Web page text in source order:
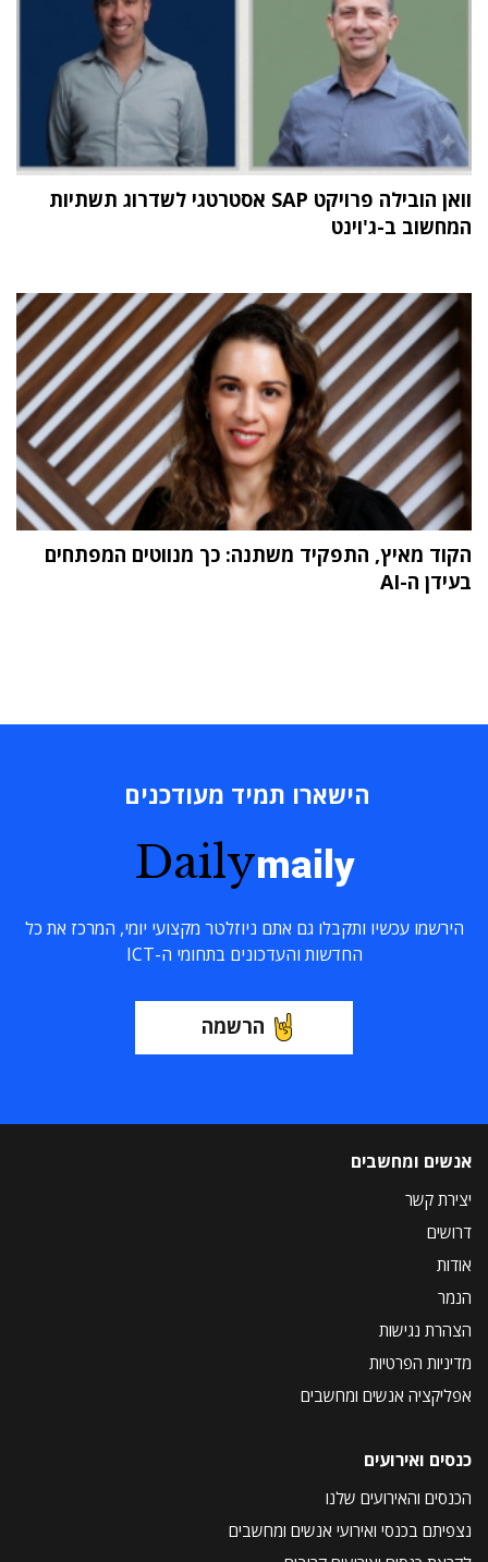
וואן הובילה פרויקט SAP אסטרטגי לשדרוג תשתיות
המחשוב ב-ג'וינט
הקוד מאיץ, התפקיד משתנה: כך מנווטים המפתחים
בעידן ה-AI
הישארו תמיד מעודכנים
Dailymaily
הירשמו עכשיו ותקבלו גם אתם ניוזלטר מקצועי יומי, המרכז את כל
החדשות והעדכונים בתחומי ה-ICT
הרשמה
אנשים ומחשבים
יצירת קשר
דרושים
אודות
הנמר
הצהרת נגישות
מדיניות הפרטיות
אפליקציה אנשים ומחשבים
כנסים ואירועים
הכנסים והאירועים שלנו
נצפיתם בכנסי ואירועי אנשים ומחשבים